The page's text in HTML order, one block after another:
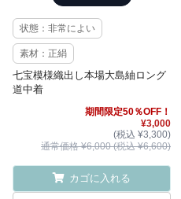
状態：非常によい
素材：正絹
七宝模様織出し本場大島紬ロング
道中着
期間限定50％OFF！
¥3,000
(税込 ¥3,300)
通常価格 ¥6,000 (税込 ¥6,600)
カゴに入れる